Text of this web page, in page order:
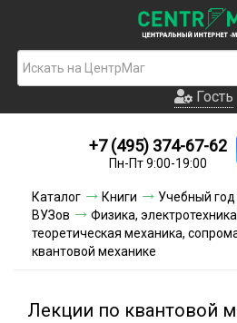
Гость
Новинки
Условия
Условия
Акции и
Гость
+7 (495) 374-67-62
Пн-Пт 9:00-19:00
Каталог Книги Учебный год
ВУЗов
Физика,
теоретическая механика,
квантовой механике
Лекции по квантовой